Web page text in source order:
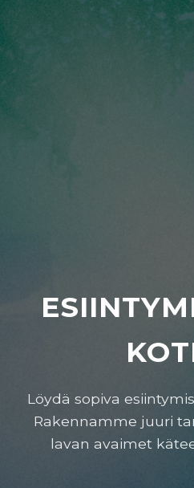
Löydä sopiva
Rakennamme juuri
lavan avaimet